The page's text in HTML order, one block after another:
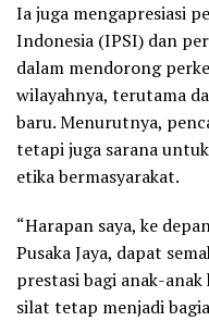
Ia juga mengapresiasi
Indonesia (IPSI) dan
dalam mendorong
wilayahnya, terutama
baru. Menurutnya,
tetapi juga sarana
etika bermasyarakat.
“Harapan saya, ke
Pusaka Jaya, dapat
prestasi bagi anak-
silat tetap menjadi